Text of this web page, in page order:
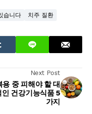
습니다
치주 질환
Next Post
용 중 피해야 할 대
인 건강기능식품 5
가지